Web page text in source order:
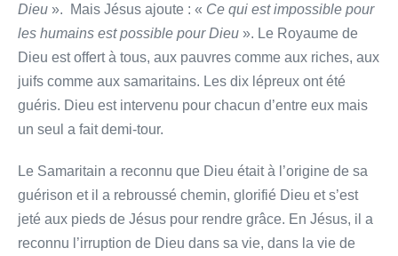
Dieu ». Mais Jésus ajoute : « Ce qui est impossible pour
les humains est possible pour Dieu ». Le Royaume de
Dieu est offert à tous, aux pauvres comme aux riches, aux
juifs comme aux samaritains. Les dix lépreux ont été
guéris. Dieu est intervenu pour chacun d’entre eux mais
un seul a fait demi-tour.
Le Samaritain a reconnu que Dieu était à l’origine de sa
guérison et il a rebroussé chemin, glorifié Dieu et s’est
jeté aux pieds de Jésus pour rendre grâce. En Jésus, il a
reconnu l’irruption de Dieu dans sa vie, dans la vie de